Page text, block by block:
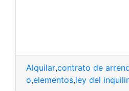
Alquilar,contrato de
,elementos,ley del